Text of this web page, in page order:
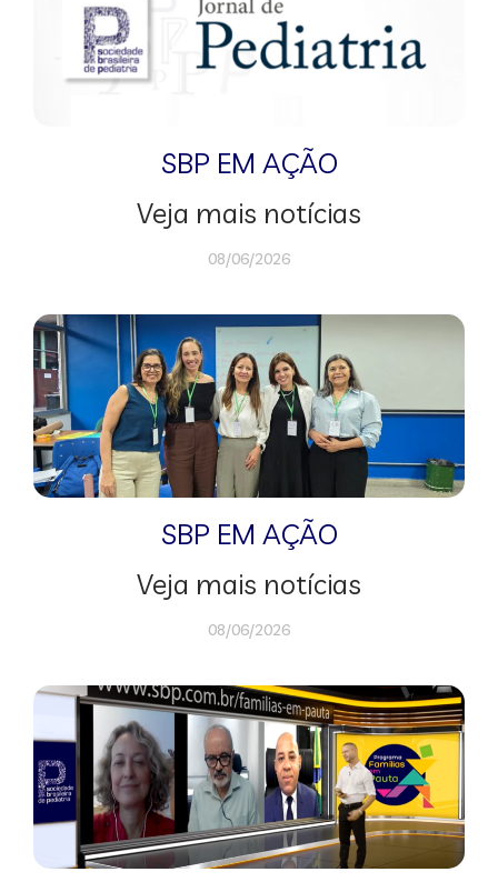
SBP EM AÇÃO
Veja mais notícias
08/06/2026
SBP EM AÇÃO
Veja mais notícias
08/06/2026